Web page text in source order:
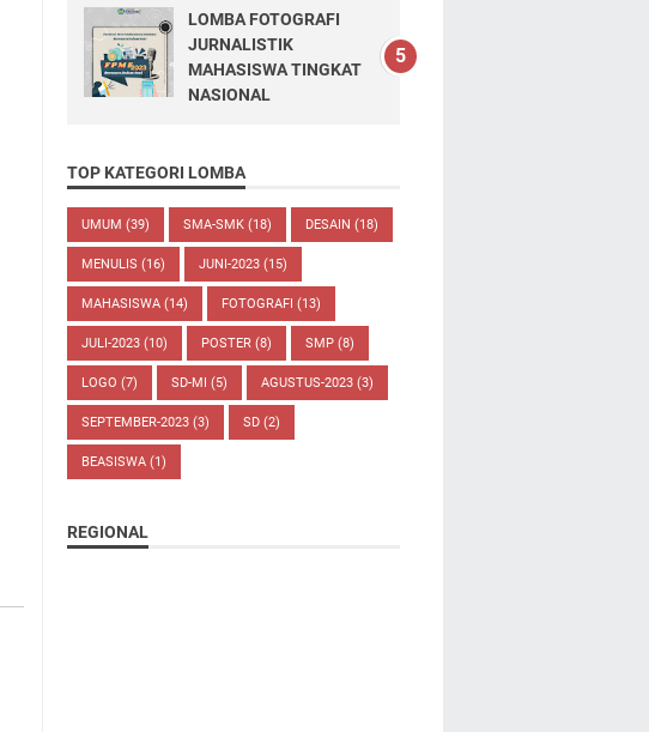
LOMBA FOTOGRAFI
JURNALISTIK
MAHASISWA TINGKAT
NASIONAL
TOP KATEGORI LOMBA
UMUM (39) SMA-SMK (18) DESAIN (18)
MENULIS (16) JUNI-2023 (15)
MAHASISWA (14) FOTOGRAFI (13)
JULI-2023 (10) POSTER (8) SMP (8)
LOGO (7) SD-MI (5) AGUSTUS-2023 (3)
SEPTEMBER-2023 (3) SD (2)
BEASISWA (1)
REGIONAL